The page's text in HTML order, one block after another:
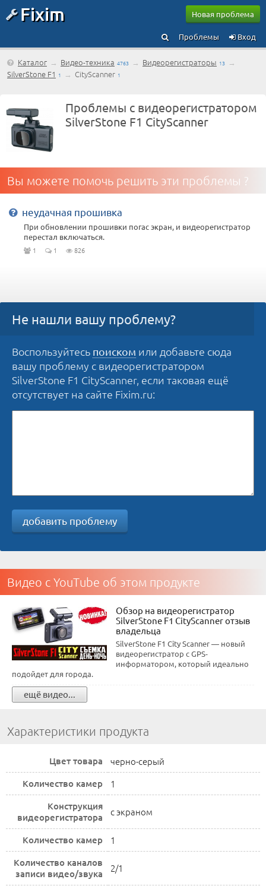
Fixim Новая проблема
Вход
Проблемы
Каталог → Видео-техника 4763 → Видеорегистраторы 13 →
SilverStone F1 1 → CityScanner 1
Проблемы с видеорегистратором
SilverStone F1 CityScanner
Вы можете помочь решить эти проблемы ?
неудачная прошивка
При обновлении прошивки погас экран, и видеорегистратор
перестал включаться.
1 1 826
Не нашли вашу проблему?
Воспользуйтесь поиском или добавьте сюда
вашу проблему с видеорегистратором
SilverStone F1 CityScanner, если таковая ещё
отсутствует на сайте Fixim.ru:
добавить проблему
Видео с YouTube об этом продукте
Обзор на видеорегистратор
SilverStone F1 CityScanner отзыв
владельца
SilverStone F1 City Scanner — новый
видеорегистратор с GPS-
информатором, который идеально
подойдет для города.
ещё видео...
Характеристики продукта
Цвет товара черно-серый
Количество камер 1
Конструкция
видеорегистратора
с экраном
Количество камер 1
Количество каналов
записи видео/звука
2/1